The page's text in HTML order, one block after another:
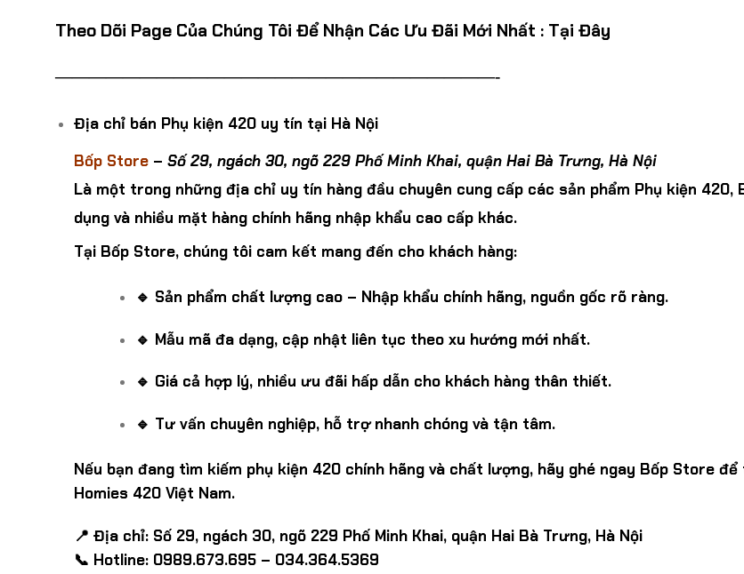
Theo Dõi Page Của Chúng Tôi Để Nhận Các Ưu Đãi Mới Nhất : Tại Đây
——————————————————————————-
Địa chỉ bán Phụ kiện 420 uy tín tại Hà Nội
Bốp Store– Số 29, ngách 30, ngõ 229 Phố Minh Khai, quận Hai Bà Trưng, Hà Nội
Là một trong những địa chỉ uy tín hàng đầu chuyên cung cấp các sản phẩm Phụ kiện 420,
dụng và nhiều mặt hàng chính hãng nhập khẩu cao cấp khác.
Tại Bốp Store, chúng tôi cam kết mang đến cho khách hàng:
🔹 Sản phẩm chất lượng cao – Nhập khẩu chính hãng, nguồn gốc rõ ràng.
🔹 Mẫu mã đa dạng, cập nhật liên tục theo xu hướng mới nhất.
🔹 Giá cả hợp lý, nhiều ưu đãi hấp dẫn cho khách hàng thân thiết.
🔹 Tư vấn chuyên nghiệp, hỗ trợ nhanh chóng và tận tâm.
Nếu bạn đang tìm kiếm phụ kiện 420 chính hãng và chất lượng, hãy ghé ngay Bốp Store
Homies 420 Việt Nam.
📍 Địa chỉ: Số 29, ngách 30, ngõ 229 Phố Minh Khai, quận Hai Bà Trưng, Hà Nội
📞 Hotline: 0989.673.695 – 034.364.5369